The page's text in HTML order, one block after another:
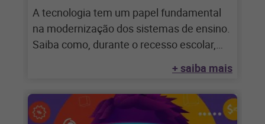
A tecnologia tem um papel fundamental
na modernização dos sistemas de ensino.
Saiba como, durante o recesso escolar,
+ saiba mais